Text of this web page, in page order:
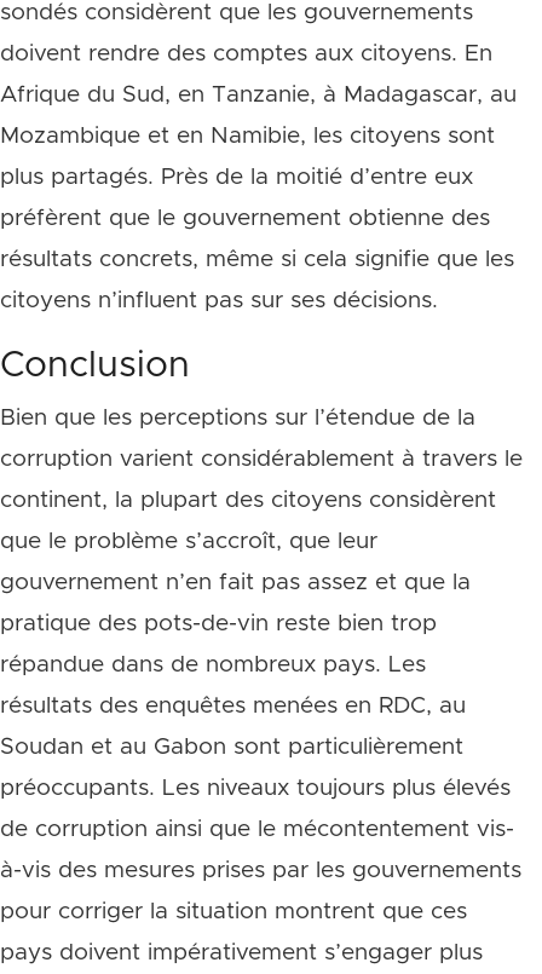
sondés considèrent que les gouvernements
doivent rendre des comptes aux citoyens. En
Afrique du Sud, en Tanzanie, à Madagascar, au
Mozambique et en Namibie, les citoyens sont
plus partagés. Près de la moitié d’entre eux
préfèrent que le gouvernement obtienne des
résultats concrets, même si cela signifie que les
citoyens n’influent pas sur ses décisions.
Conclusion
Bien que les perceptions sur l’étendue de la
corruption varient considérablement à travers le
continent, la plupart des citoyens considèrent
que le problème s’accroît, que leur
gouvernement n’en fait pas assez et que la
pratique des pots-de-vin reste bien trop
répandue dans de nombreux pays. Les
résultats des enquêtes menées en RDC, au
Soudan et au Gabon sont particulièrement
préoccupants. Les niveaux toujours plus élevés
de corruption ainsi que le mécontentement vis-
à-vis des mesures prises par les gouvernements
pour corriger la situation montrent que ces
pays doivent impérativement s’engager plus